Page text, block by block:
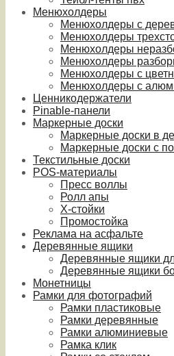
Менюхолдеры
Менюхолдеры с
Менюхолдеры
Менюхолдеры
Менюхолдеры
Менюхолдеры с
Менюхолдеры с
Ценникодержатели
Pinable-панели
Маркерные доски
Маркерные доски в
Маркерные доски с
Текстильные доски
POS-материалы
Пресс воллы
Ролл апы
Х-стойки
Промостойка
Реклама на асфальте
Деревянные ящики
Деревянные ящики
Деревянные ящики
Монетницы
Рамки для фотографий
Рамки пластиковые
Рамки деревянные
Рамки алюминиевые
Рамка клик